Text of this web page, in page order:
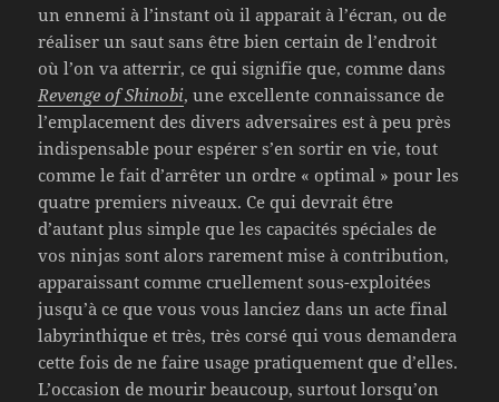
un ennemi à l’instant où il apparait à l’écran, ou de
réaliser un saut sans être bien certain de l’endroit
où l’on va atterrir, ce qui signifie que, comme dans
Revenge of Shinobi, une excellente connaissance de
l’emplacement des divers adversaires est à peu près
indispensable pour espérer s’en sortir en vie, tout
comme le fait d’arrêter un ordre « optimal » pour les
quatre premiers niveaux. Ce qui devrait être
d’autant plus simple que les capacités spéciales de
vos ninjas sont alors rarement mise à contribution,
apparaissant comme cruellement sous-exploitées
jusqu’à ce que vous vous lanciez dans un acte final
labyrinthique et très, très corsé qui vous demandera
cette fois de ne faire usage pratiquement que d’elles.
L’occasion de mourir beaucoup, surtout lorsqu’on